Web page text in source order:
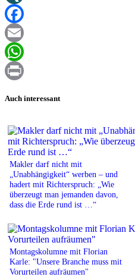
XING
Facebook
Email
WhatsApp
Auch interessant
Makler darf nicht mit
„Unabhängigkeit“ werben – und
hadert mit Richterspruch: „Wie
überzeugt man jemanden davon,
dass die Erde rund ist …“
Montagskolumne mit Florian
Karle: "Unsere Branche muss mit
Vorurteilen aufräumen"